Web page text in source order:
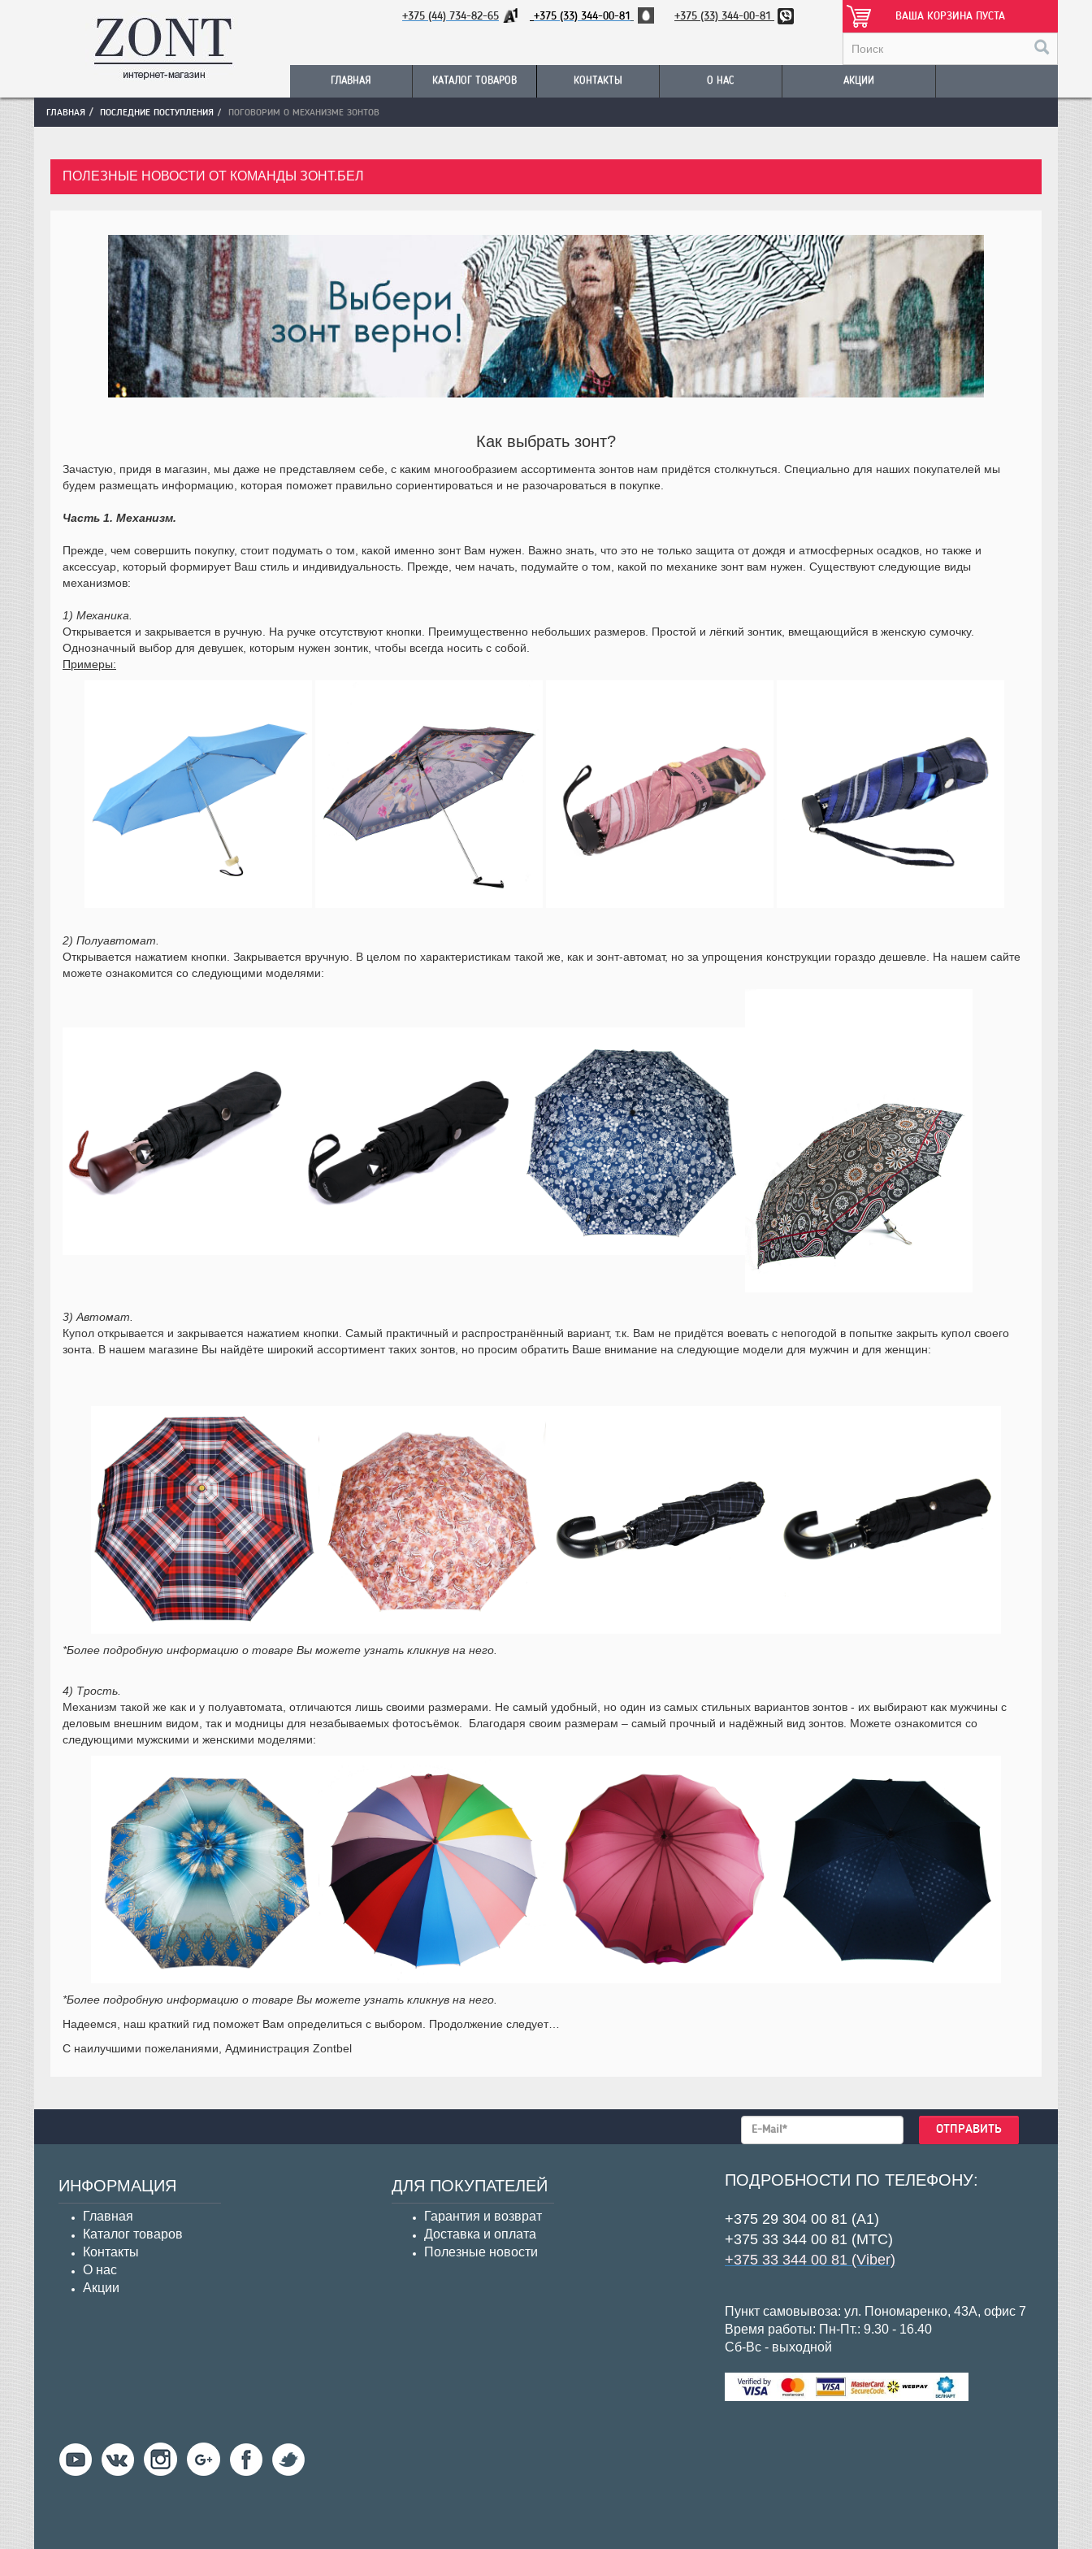
+375 (44) 734-82-65 +375 (33) 344-00-81 +375 (33) 344-00-81 ВАША КОРЗИНА ПУСТА
ГЛАВНАЯ КАТАЛОГ ТОВАРОВ КОНТАКТЫ О НАС АКЦИИ
ГЛАВНАЯ ПОСЛЕДНИЕ ПОСТУПЛЕНИЯ ПОГОВОРИМ О МЕХАНИЗМЕ ЗОНТОВ
ПОЛЕЗНЫЕ НОВОСТИ ОТ КОМАНДЫ ЗОНТ.БЕЛ
Как выбрать зонт?
Зачастую, придя в магазин, мы даже не представляем себе, с каким многообразием ассортимента зонтов нам придётся столкнуться. Специально для наших покупателей мы
будем размещать информацию, которая поможет правильно сориентироваться и не разочароваться в покупке.
Часть 1. Механизм.
Прежде, чем совершить покупку, стоит подумать о том, какой именно зонт Вам нужен. Важно знать, что это не только защита от дождя и атмосферных осадков, но также и
аксессуар, который формирует Ваш стиль и индивидуальность. Прежде, чем начать, подумайте о том, какой по механике зонт вам нужен. Существуют следующие виды
механизмов:
1) Механика.
Открывается и закрывается в ручную. На ручке отсутствуют кнопки. Преимущественно небольших размеров. Простой и лёгкий зонтик, вмещающийся в женскую сумочку.
Однозначный выбор для девушек, которым нужен зонтик, чтобы всегда носить с собой.
Примеры:
2) Полуавтомат.
Открывается нажатием кнопки. Закрывается вручную. В целом по характеристикам такой же, как и зонт-автомат, но за упрощения конструкции гораздо дешевле. На нашем сайте
можете ознакомится со следующими моделями:
3) Автомат.
Купол открывается и закрывается нажатием кнопки. Самый практичный и распространённый вариант, т.к. Вам не придётся воевать с непогодой в попытке закрыть купол своего
зонта. В нашем магазине Вы найдёте широкий ассортимент таких зонтов, но просим обратить Ваше внимание на следующие модели для мужчин и для женщин:
*Более подробную информацию о товаре Вы можете узнать кликнув на него.
4) Трость.
Механизм такой же как и у полуавтомата, отличаются лишь своими размерами. Не самый удобный, но один из самых стильных вариантов зонтов - их выбирают как мужчины с
деловым внешним видом, так и модницы для незабываемых фотосъёмок. Благодаря своим размерам – самый прочный и надёжный вид зонтов. Можете ознакомится со
следующими мужскими и женскими моделями:
*Более подробную информацию о товаре Вы можете узнать кликнув на него.
Надеемся, наш краткий гид поможет Вам определиться с выбором. Продолжение следует…
С наилучшими пожеланиями, Администрация Zontbel
ИНФОРМАЦИЯ
Главная
Каталог товаров
Контакты
О нас
Акции
ДЛЯ ПОКУПАТЕЛЕЙ
Гарантия и возврат
Доставка и оплата
Полезные новости
ПОДРОБНОСТИ ПО ТЕЛЕФОНУ:
+375 29 304 00 81 (А1)
+375 33 344 00 81 (МТС)
+375 33 344 00 81 (Viber)
Пункт самовывоза: ул. Пономаренко, 43А, офис 7
Время работы: Пн-Пт.: 9.30 - 16.40
Сб-Вс - выходной